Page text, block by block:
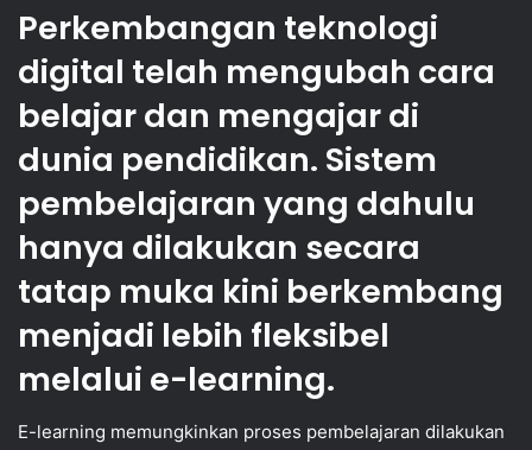
Perkembangan teknologi
digital telah mengubah cara
belajar dan mengajar di
dunia pendidikan. Sistem
pembelajaran yang dahulu
hanya dilakukan secara
tatap muka kini berkembang
menjadi lebih fleksibel
melalui e-learning.
E-learning memungkinkan proses pembelajaran dilakukan